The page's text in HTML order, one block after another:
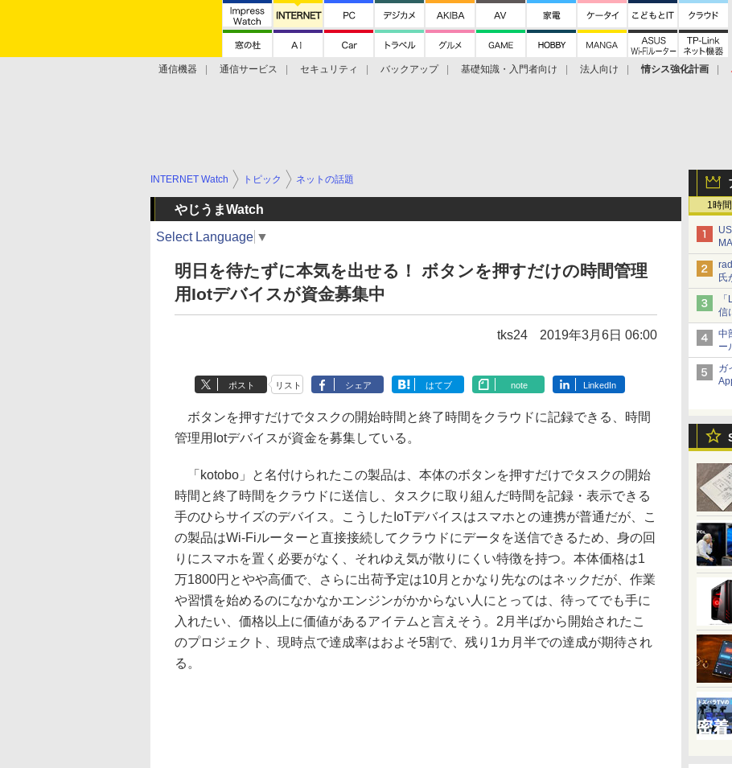
通信機器 通信サービス セキュリティ バックアップ 基礎知識・入門者向け 法人向け 情シス強化計画
1時間
て
氏
信
中
ー
ガ
INTERNET Watch トピック ネットの話題
やじうまWatch
Select Language ▼
明日を待たずに本気を出せる！ ボタンを押すだけの時間管理
用Iotデバイスが資金募集中
tks24 2019年3月6日 06:00
ポスト リスト シェア はてブ note LinkedIn
ボタンを押すだけでタスクの開始時間と終了時間をクラウドに記録できる、時間
管理用Iotデバイスが資金を募集している。
「kotobo」と名付けられたこの製品は、本体のボタンを押すだけでタスクの開始
時間と終了時間をクラウドに送信し、タスクに取り組んだ時間を記録・表示できる
手のひらサイズのデバイス。こうしたIoTデバイスはスマホとの連携が普通だが、こ
の製品はWi-Fiルーターと直接接続してクラウドにデータを送信できるため、身の回
りにスマホを置く必要がなく、それゆえ気が散りにくい特徴を持つ。本体価格は1
万1800円とやや高価で、さらに出荷予定は10月とかなり先なのはネックだが、作業
や習慣を始めるのになかなかエンジンがかからない人にとっては、待ってでも手に
入れたい、価格以上に価値があるアイテムと言えそう。2月半ばから開始されたこ
のプロジェクト、現時点で達成率はおよそ5割で、残り1カ月半での達成が期待され
る。